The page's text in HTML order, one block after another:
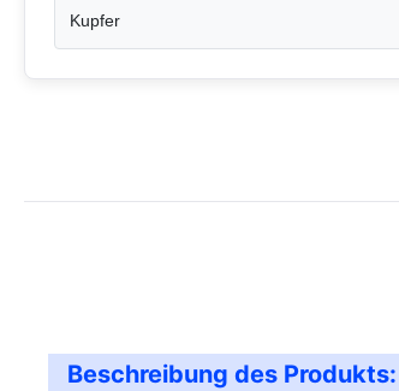
Kupfer
Beschreibung des Produkts: